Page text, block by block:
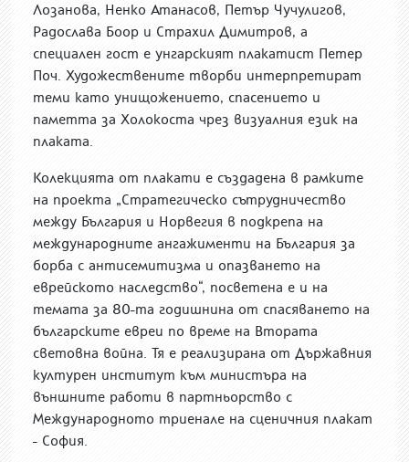
Лозанова, Ненко Атанасов, Петър Чучулигов,
Радослава Боор и Страхил Димитров, а
специален гост е унгарският плакатист Петер
Поч. Художествените творби интерпретират
теми като унищожението, спасението и
паметта за Холокоста чрез визуалния език на
плаката.
Колекцията от плакати е създадена в рамките
на проекта „Стратегическо сътрудничество
между България и Норвегия в подкрепа на
международните ангажименти на България за
борба с антисемитизма и опазването на
еврейското наследство“, посветена е и на
темата за 80-та годишнина от спасяването на
българските евреи по време на Втората
световна война. Тя е реализирана от Държавния
културен институт към министъра на
външните работи в партньорство с
Международното триенале на сценичния плакат
- София.